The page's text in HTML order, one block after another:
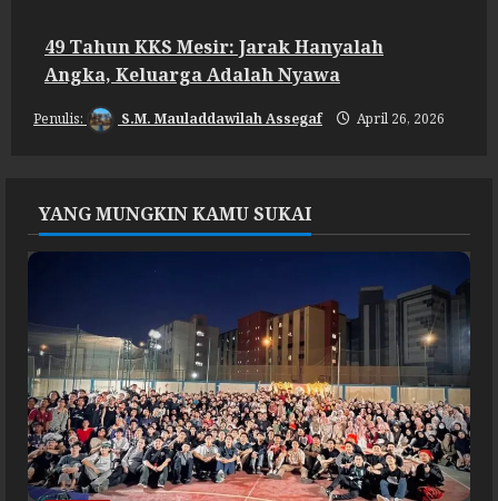
49 Tahun KKS Mesir: Jarak Hanyalah
Angka, Keluarga Adalah Nyawa
S.M. Mauladdawilah Assegaf April 26, 2026
YANG MUNGKIN KAMU SUKAI